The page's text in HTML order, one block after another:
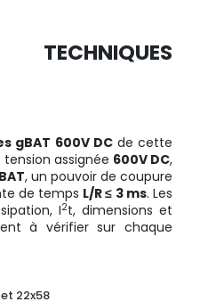
gBAT 600V DCde cette
assignée 600V DC,
, un pouvoir de coupure
de temps L/R ≤ 3 ms. Les
I2t, dimensions et
à vérifier sur chaque
et 22x58